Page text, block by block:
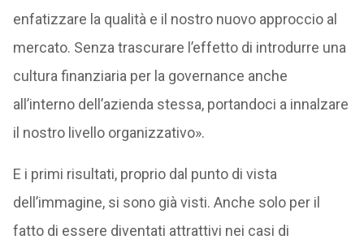
enfatizzare la qualità e il nostro nuovo approccio al
mercato. Senza trascurare l’effetto di introdurre una
cultura finanziaria per la governance anche
all’interno dell’azienda stessa, portandoci a innalzare
il nostro livello organizzativo».
E i primi risultati, proprio dal punto di vista
dell’immagine, si sono già visti. Anche solo per il
fatto di essere diventati attrattivi nei casi di